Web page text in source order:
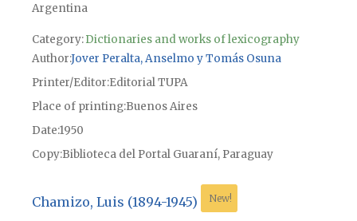
Argentina
Category:Dictionaries and works of lexicography
AuthorJover Peralta, Anselmo y Tomás Osuna
Printer/Editor Editorial TUPA
Place of printingBuenos Aires
Date1950
CopyBiblioteca del Portal Guaraní, Paraguay
Chamizo, Luis (1894-1945) New!